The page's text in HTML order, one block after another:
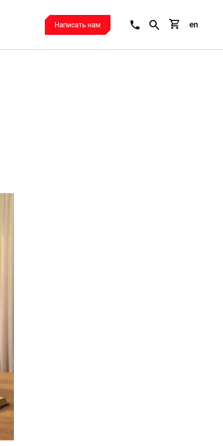
Написать нам en